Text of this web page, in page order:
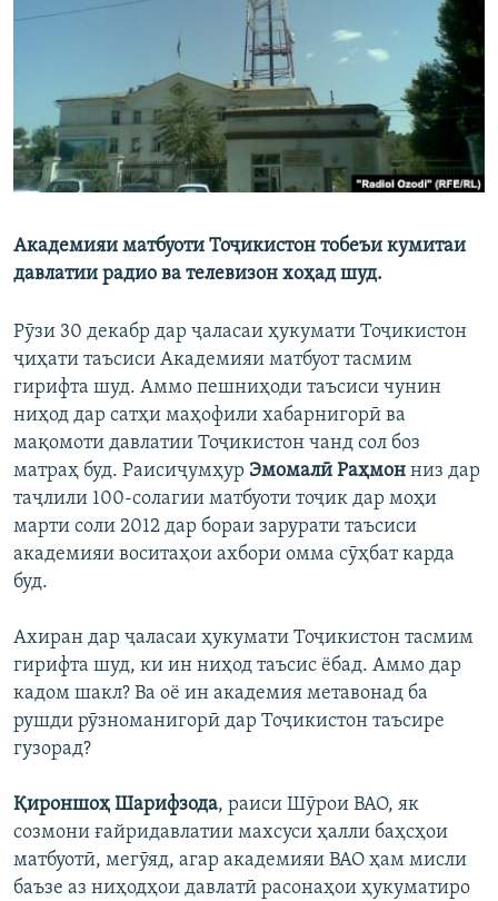
ГУЗОРИШҲОИ РАДИОӢ
ПАЙГИРӢ КУНЕД
Ҳамаи сомонаҳои RFE/RL
Академияи матбуоти Тоҷикистон тобеъи кумитаи
давлатии радио ва телевизон хоҳад шуд.
Рӯзи 30 декабр дар ҷаласаи ҳукумати Тоҷикистон
ҷиҳати таъсиси Академияи матбуот тасмим
гирифта шуд. Аммо пешниҳоди таъсиси чунин
ниҳод дар сатҳи маҳофили хабарнигорӣ ва
мақомоти давлатии Тоҷикистон чанд сол боз
матраҳ буд. Раисиҷумҳур Эмомалӣ Раҳмон низ дар
таҷлили 100-солагии матбуоти тоҷик дар моҳи
марти соли 2012 дар бораи зарурати таъсиси
академияи воситаҳои ахбори омма сӯҳбат карда
буд.
Ахиран дар ҷаласаи ҳукумати Тоҷикистон тасмим
гирифта шуд, ки ин ниҳод таъсис ёбад. Аммо дар
кадом шакл? Ва оё ин академия метавонад ба
рушди рӯзноманигорӣ дар Тоҷикистон таъсире
гузорад?
Қироншоҳ Шарифзода, раиси Шӯрои ВАО, як
созмони ғайридавлатии махсуси ҳалли баҳсҳои
матбуотӣ, мегӯяд, агар академияи ВАО ҳам мисли
баъзе аз ниҳодҳои давлатӣ расонаҳои ҳукуматиро